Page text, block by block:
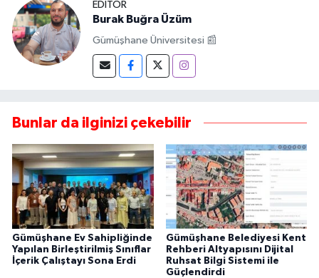
EDITÖR
Burak Buğra Üzüm
Gümüşhane Üniversitesi 📰
Bunlar da ilginizi çekebilir
Gümüşhane Ev Sahipliğinde
Yapılan Birleştirilmiş Sınıflar
İçerik Çalıştayı Sona Erdi
Gümüşhane Belediyesi Kent
Rehberi Altyapısını Dijital
Ruhsat Bilgi Sistemi ile
Güçlendirdi